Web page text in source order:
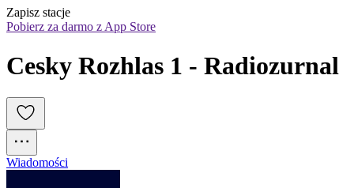
Zapisz stacje
Pobierz za darmo z App Store
Cesky Rozhlas 1 - Radiozurnal
Wiadomości